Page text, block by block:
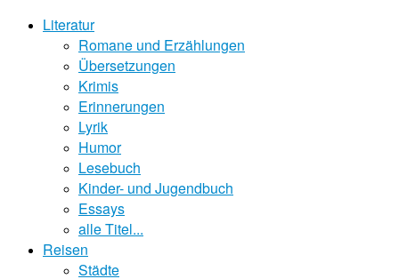
Literatur
Romane und Erzählungen
Übersetzungen
Krimis
Erinnerungen
Lyrik
Humor
Lesebuch
Kinder- und Jugendbuch
Essays
alle Titel...
Reisen
Städte